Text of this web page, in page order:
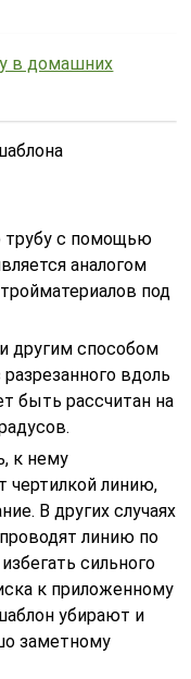
в домашних
трубу с помощью
аналогом
под
другим способом
вдоль
быть рассчитан на
к нему
чертилкой линию,
В других случаях
линию по
сильного
к приложенному
убирают и
заметному